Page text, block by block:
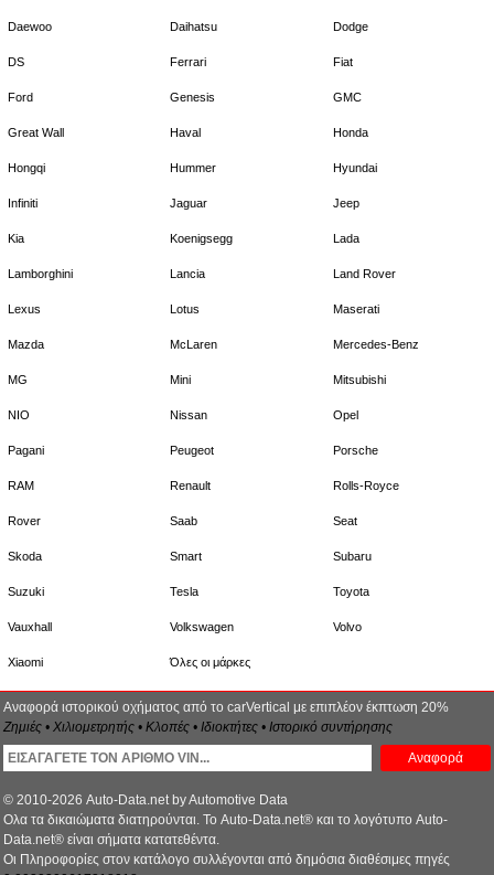
Daewoo Daihatsu Dodge
DS Ferrari Fiat
Ford Genesis GMC
Great Wall Haval Honda
Hongqi Hummer Hyundai
Infiniti Jaguar Jeep
Kia Koenigsegg Lada
Lamborghini Lancia Land Rover
Lexus Lotus Maserati
Mazda McLaren Mercedes-Benz
MG Mini Mitsubishi
NIO Nissan Opel
Pagani Peugeot Porsche
RAM Renault Rolls-Royce
Rover Saab Seat
Skoda Smart Subaru
Suzuki Tesla Toyota
Vauxhall Volkswagen Volvo
Xiaomi Όλες οι μάρκες
Αναφορά ιστορικού οχήματος από το carVertical με επιπλέον έκπτωση 20%
Ζημιές • Χιλιομετρητής • Κλοπές • Ιδιοκτήτες • Ιστορικό συντήρησης
Αναφορά
© 2010-2026 Auto-Data.net by Automotive Data
Ολα τα δικαιώματα διατηρούνται. Το Auto-Data.net® και το λογότυπο Auto-
Data.net® είναι σήματα κατατεθέντα.
Οι Πληροφορίες στον κατάλογο συλλέγονται από δημόσια διαθέσιμες πηγές